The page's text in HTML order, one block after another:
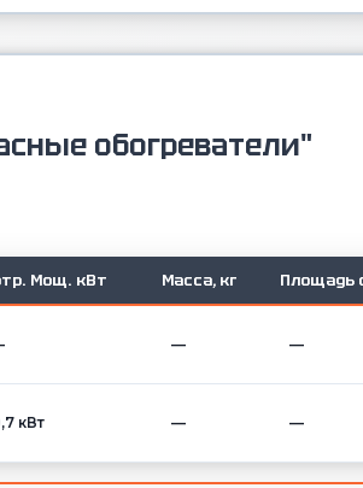
обогреватели"
Мощ. кВт Масса, кг Площадь
— —
кВт — —